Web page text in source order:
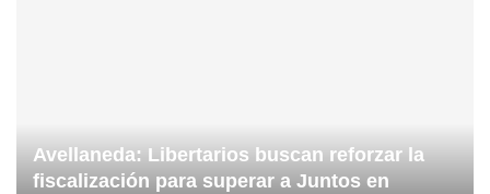
Avellaneda: Libertarios buscan reforzar la
fiscalización para superar a Juntos en